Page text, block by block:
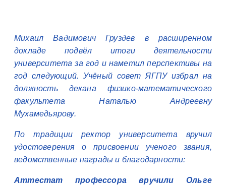
Михаил Вадимович Груздев в расширенном
докладе подвёл итоги деятельности
университета за год и наметил перспективы на
год следующий. Учёный совет ЯГПУ избрал на
должность декана физико-математического
факультета Наталью Андреевну
Мухамедьярову.
По традиции ректор университета вручил
удостоверения о присвоении ученого звания,
ведомственные награды и благодарности:
Аттестат профессора вручили Ольге